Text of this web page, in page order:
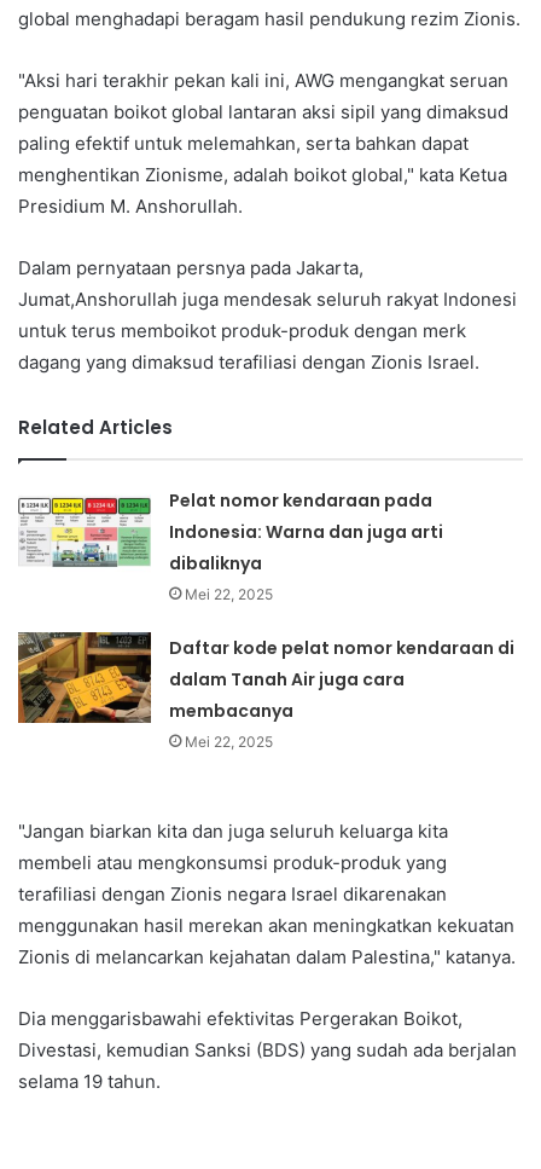
global menghadapi beragam hasil pendukung rezim Zionis.
"Aksi hari terakhir pekan kali ini, AWG mengangkat seruan
penguatan boikot global lantaran aksi sipil yang dimaksud
paling efektif untuk melemahkan, serta bahkan dapat
menghentikan Zionisme, adalah boikot global," kata Ketua
Presidium M. Anshorullah.
Dalam pernyataan persnya pada Jakarta,
Jumat,Anshorullah juga mendesak seluruh rakyat Indonesi
untuk terus memboikot produk-produk dengan merk
dagang yang dimaksud terafiliasi dengan Zionis Israel.
Related Articles
Pelat nomor kendaraan pada
Indonesia: Warna dan juga arti
dibaliknya
Mei 22, 2025
Daftar kode pelat nomor kendaraan di
dalam Tanah Air juga cara
membacanya
Mei 22, 2025
"Jangan biarkan kita dan juga seluruh keluarga kita
membeli atau mengkonsumsi produk-produk yang
terafiliasi dengan Zionis negara Israel dikarenakan
menggunakan hasil merekan akan meningkatkan kekuatan
Zionis di melancarkan kejahatan dalam Palestina," katanya.
Dia menggarisbawahi efektivitas Pergerakan Boikot,
Divestasi, kemudian Sanksi (BDS) yang sudah ada berjalan
selama 19 tahun.